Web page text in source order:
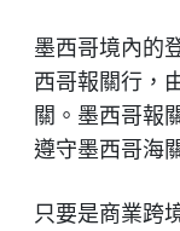
墨西哥境內的
西哥報關行，
關。墨西哥報
遵守墨西哥海
只要是商業跨